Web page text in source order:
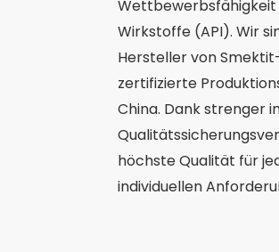
Wirkstoffe (API). Wir
Hersteller von
zertifizierte
China. Dank strenger
höchste Qualität für
individuellen